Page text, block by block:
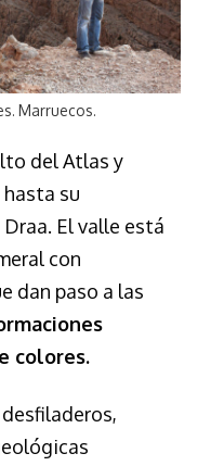
Marruecos.
del Atlas y
su
El valle está
con
dan paso a las
colores.